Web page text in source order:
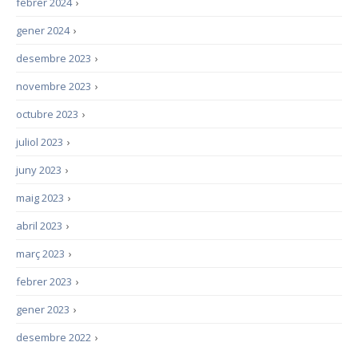
›
gener 2024
›
desembre 2023
›
novembre 2023
›
octubre 2023
›
juliol 2023
›
juny 2023
›
maig 2023
›
abril 2023
›
març 2023
›
febrer 2023
›
gener 2023
›
desembre 2022